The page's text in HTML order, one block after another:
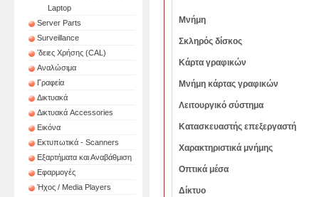
Laptop
Server Parts
Surveillance
ʼδειες Χρήσης (CAL)
Αναλώσιμα
Γραφεία
Δικτυακά
Δικτυακά Accessories
Εικόνα
Εκτυπωτικά - Scanners
Εξαρτήματα και Αναβάθμιση
Εφαρμογές
Ήχος / Media Players
Μνήμη
Σκληρός δίσκος
Κάρτα γραφικών
Μνήμη κάρτας γραφικών
Λειτουργικό σύστημα
Κατασκευαστής επεξεργαστή
Χαρακτηριστικά μνήμης
Οπτικά μέσα
Δίκτυο